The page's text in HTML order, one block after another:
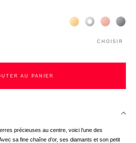
Жёлтое золото 18К
Белое золото
Розовое
CHOISIR
AU PANIER
précieuses au centre, voici l’une des
sa fine chaîne d’or, ses diamants et son petit